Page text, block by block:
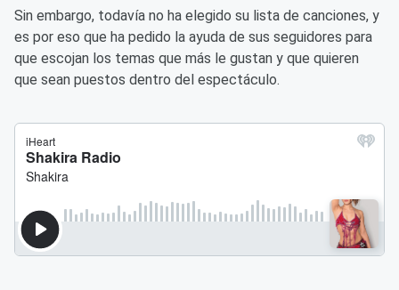
Sin embargo, todavía no ha elegido su lista de canciones, y
es por eso que ha pedido la ayuda de sus seguidores para
que escojan los temas que más le gustan y que quieren
que sean puestos dentro del espectáculo.